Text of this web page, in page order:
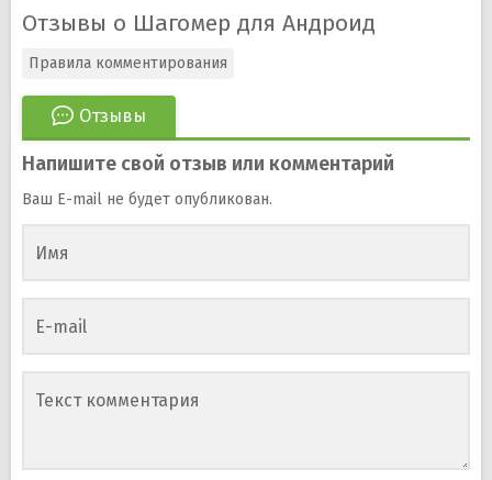
Отзывы о Шагомер для Андроид
Отзывы
Правила комментирования
Напишите свой отзыв или комментарий
Ваш E-mail не будет опубликован.
Имя
E-mail
Текст комментария